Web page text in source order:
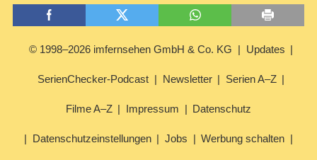
© 1998–2026 imfernsehen GmbH & Co. KG Updates
SerienChecker-Podcast Newsletter Serien A–Z
Filme A–Z Impressum Datenschutz
Datenschutzeinstellungen Jobs Werbung schalten